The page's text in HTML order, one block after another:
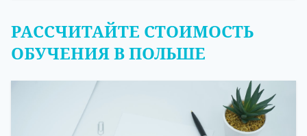
РАССЧИТАЙТЕ СТОИМОСТЬ
ОБУЧЕНИЯ В ПОЛЬШЕ